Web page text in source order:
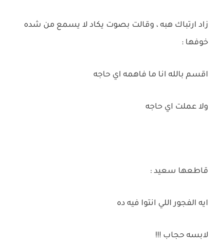
زاد ارتباك هبه ، وقالت بصوت يكاد لا يسمع من شده
خوفها :
اقسم بالله انا ما فاهمه اي حاجه
ولا عملت اي حاجه
قاطعها سعيد :
ايه الفجور اللي انتوا فيه ده
لابسه حجاب !!!